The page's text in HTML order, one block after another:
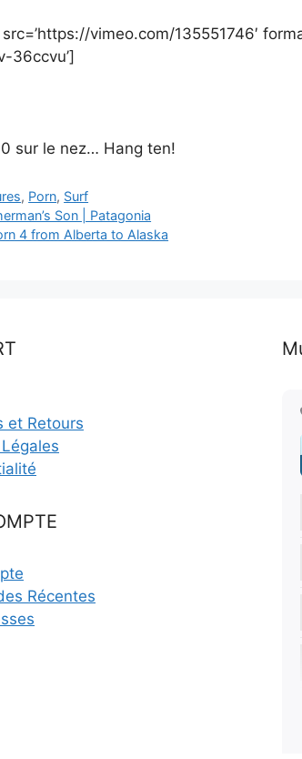
vimeo.com/135551746′
36ccvu’]
sur le nez… Hang ten!
, Porn, Surf
Son | Patagonia
4 from Alberta to Alaska
et Retours
Récentes